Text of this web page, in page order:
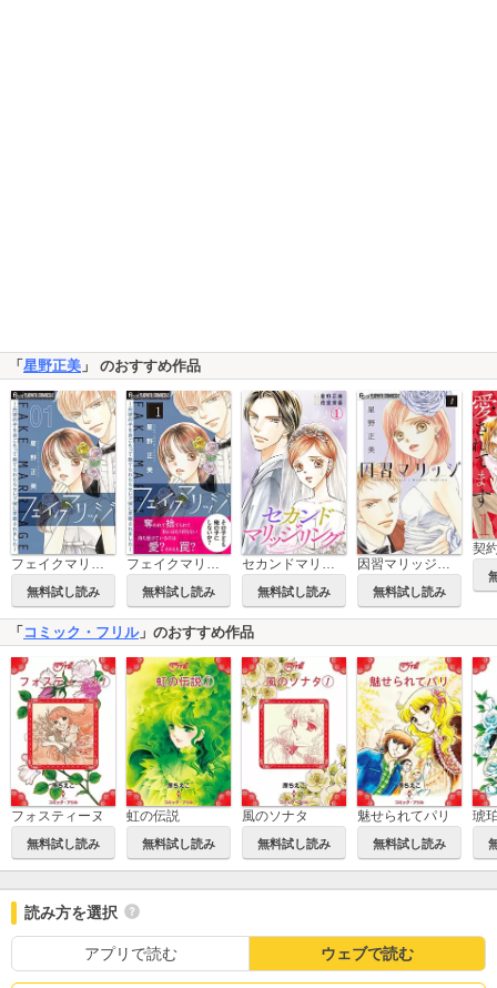
「星野正美 」 のおすすめ作品
フェイクマリッジ～元彼の子を身ごもって捨てられたらセレブ彼に求婚されました～【マイクロ】
無料試し読み
フェイクマリッジ～元彼の子を身ごもって捨てられたらセレブ彼に求婚されました～
無料試し読み
セカンドマリッジリング
無料試し読み
因習マリッジ～子だくさん村の秘密～【マイクロ】
無料試し読み
「 コミック・フリル」のおすすめ作品
フォスティーヌ
無料試し読み
虹の伝説
無料試し読み
風のソナタ
無料試し読み
魅せられてパリ
無料試し読み
琥
読み方を選択
アプリで読む ウェブで読む